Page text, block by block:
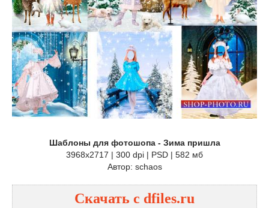
Шаблоны для фотошопа - Зима пришла
3968х2717 | 300 dpi | PSD | 582 мб
Автор: schaos
Скачать с dfiles.ru